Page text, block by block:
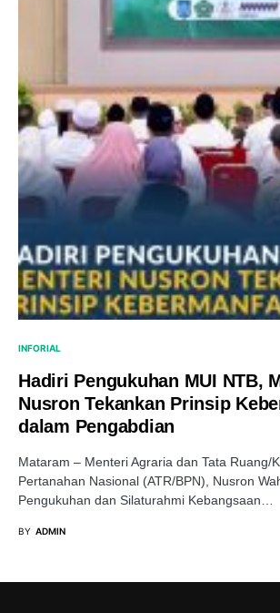
INFORIAL
Hadiri Pengukuhan MUI NTB,
Nusron Tekankan Prinsip
dalam Pengabdian
Mataram – Menteri Agraria dan Tata Ruang/
Pertanahan Nasional (ATR/BPN), Nusron
Pengukuhan dan Silaturahmi Kebangsaan…
BY ADMIN